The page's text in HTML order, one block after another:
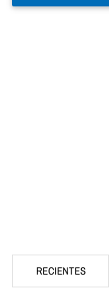
RECIENTES
Febres Cordero R.